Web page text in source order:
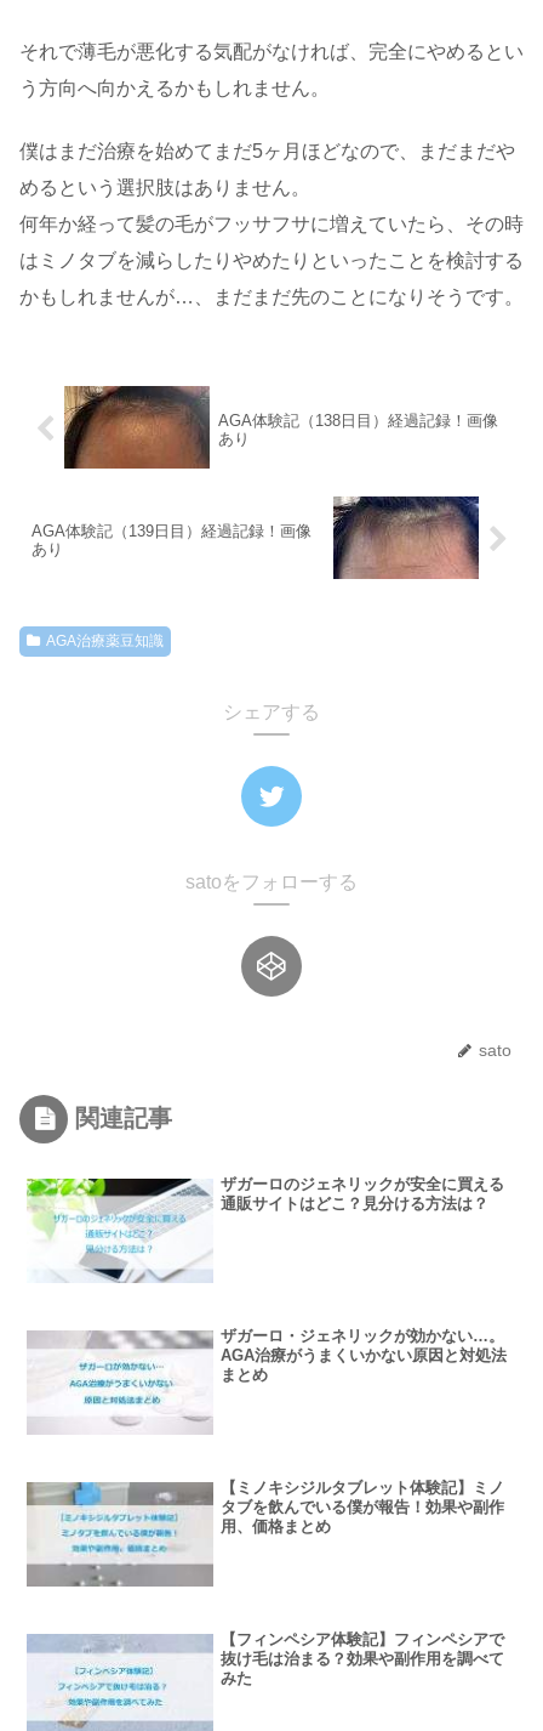
それで薄毛が悪化する気配がなければ、完全にやめるとい
う方向へ向かえるかもしれません。
僕はまだ治療を始めてまだ5ヶ月ほどなので、まだまだや
めるという選択肢はありません。
何年か経って髪の毛がフッサフサに増えていたら、その時
はミノタブを減らしたりやめたりといったことを検討する
かもしれませんが…、まだまだ先のことになりそうです。
AGA体験記（138日目）経過記録！画像
あり
AGA体験記（139日目）経過記録！画像
あり
AGA治療薬豆知識
シェアする
satoをフォローする
sato
関連記事
ザガーロのジェネリックが安全に買える
通販サイトはどこ？見分ける方法は？
ザガーロ・ジェネリックが効かない…。
AGA治療がうまくいかない原因と対処法
まとめ
【ミノキシジルタブレット体験記】ミノ
タブを飲んでいる僕が報告！効果や副作
用、価格まとめ
【フィンペシア体験記】フィンペシアで
抜け毛は治まる？効果や副作用を調べて
みた